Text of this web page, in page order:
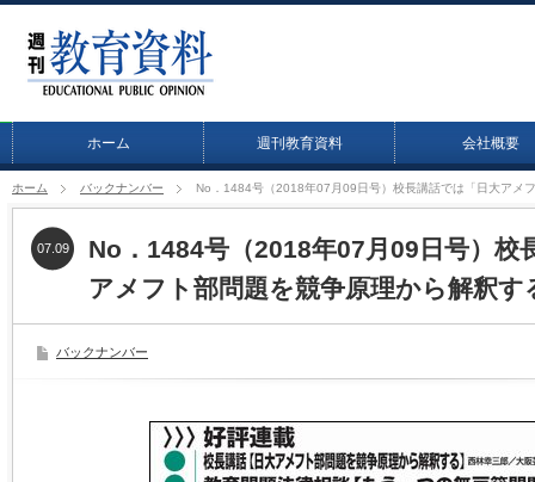
ホーム 週刊教育資料 会社概要
ホーム バックナンバー No．1484号（2018年07月09日号）校長講話では「日大アメ
No．1484号（2018年07月09日号）校
アメフト部問題を競争原理から解釈す
07.09
バックナンバー